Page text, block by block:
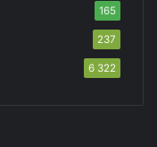
165
237
6 322